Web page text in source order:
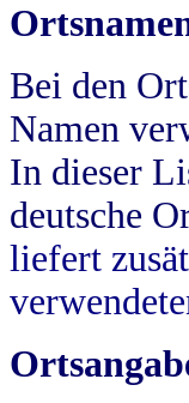
Bei den
Namen
In dieser
deutsche
liefert